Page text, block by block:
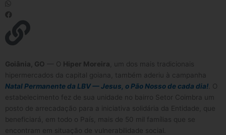
Goiânia, GO — O Hiper Moreira , um dos mais tradicionais
hipermercados da capital goiana, também aderiu à campanha
Natal Permanente da LBV — Jesus, o Pão Nosso de cada dia! . O
estabelecimento fez de sua unidade no bairro Setor Coimbra um
posto de arrecadação para a iniciativa solidária da Entidade, que
beneficiará, em todo o País, mais de 50 mil famílias que se
encontram em situação de vulnerabilidade social.